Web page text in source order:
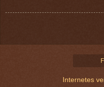
Internetes